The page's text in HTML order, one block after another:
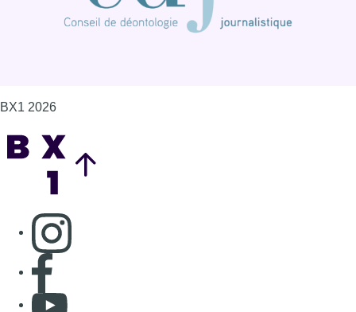
BX1 2026
Consulter page Instagram
Consulter page Facebook
Consulter Youtube